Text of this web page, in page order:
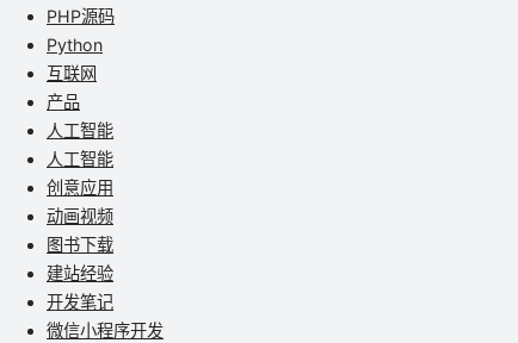
PHP源码
Python
互联网
产品
人工智能
人工智能
创意应用
动画视频
图书下载
建站经验
开发笔记
微信小程序开发